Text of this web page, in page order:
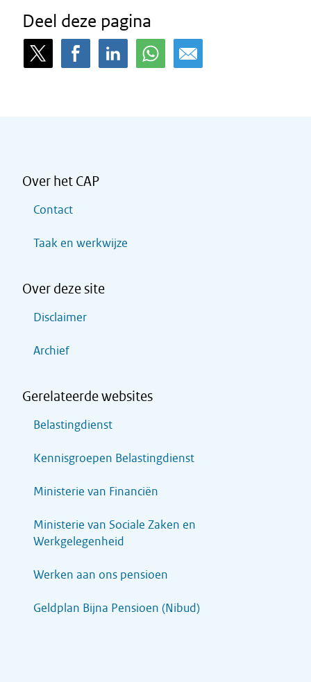
Deel deze pagina
Over het CAP
Contact
Taak en werkwijze
Over deze site
Disclaimer
Archief
Gerelateerde websites
Belastingdienst
Kennisgroepen Belastingdienst
Ministerie van Financiën
Ministerie van Sociale Zaken en
Werkgelegenheid
Werken aan ons pensioen
Geldplan Bijna Pensioen (Nibud)